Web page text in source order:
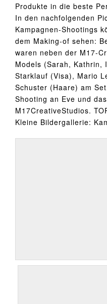
Produkte in die beste
In den nachfolgenden
Kampagnen-Shootings
dem Making-of sehen:
waren neben der M17-
Models (Sarah, Kathrin,
Starklauf (Visa), Mario
Schuster (Haare) am
Shooting an Eve und
M17CreativeStudios.
Kleine Bildergallerie: